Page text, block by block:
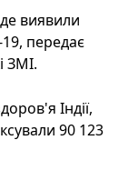
де виявили
передає
ЗМІ.
Індії,
90 123